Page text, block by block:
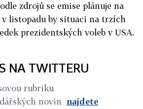
zdrojů se emise plánuje na
listopadu by situaci na trzích
prezidentských voleb v USA.
NA TWITTERU
rubriku
novin najdete